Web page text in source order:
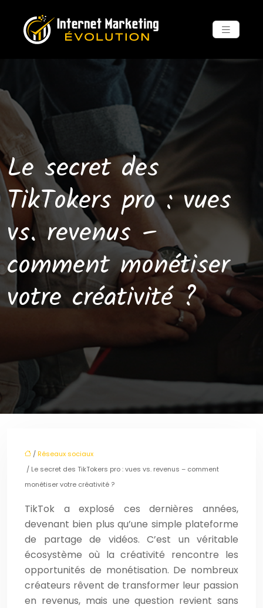
Le secret des
TikTokers pro : vues
vs. revenus –
comment monétiser
votre créativité ?
/Réseaux sociaux
/ Le secret des TikTokers pro : vues vs. revenus – comment
monétiser votre créativité ?
TikTok a explosé ces dernières années,
devenant bien plus qu’une simple plateforme
de partage de vidéos. C’est un véritable
écosystème où la créativité rencontre les
opportunités de monétisation. De nombreux
créateurs rêvent de transformer leur passion
en revenus, mais une question revient sans